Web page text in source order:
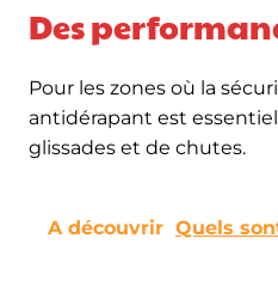
Des
Pour les zones où la
antidérapant est
glissades et de chutes.
A découvrir Quels